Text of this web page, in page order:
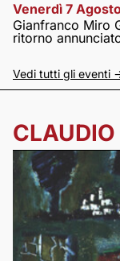
Venerdì 7
Gianfranco Miro
ritorno
Vedi tutti gli eventi -